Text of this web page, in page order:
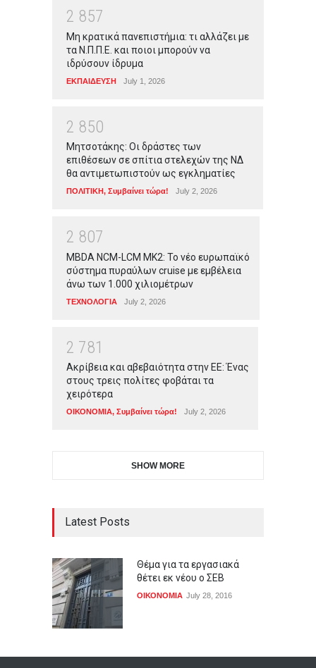
2 857
Μη κρατικά πανεπιστήμια: τι αλλάζει με
τα Ν.Π.Π.Ε. και ποιοι μπορούν να
ιδρύσουν ίδρυμα
ΕΚΠΑΙΔΕΥΣΗ July 1, 2026
2 850
Μητσοτάκης: Οι δράστες των
επιθέσεων σε σπίτια στελεχών της ΝΔ
θα αντιμετωπιστούν ως εγκληματίες
ΠΟΛΙΤΙΚΗ, Συμβαίνει τώρα! July 2, 2026
2 807
MBDA NCM-LCM MK2: Το νέο ευρωπαϊκό
σύστημα πυραύλων cruise με εμβέλεια
άνω των 1.000 χιλιομέτρων
ΤΕΧΝΟΛΟΓΙΑ July 2, 2026
2 781
Ακρίβεια και αβεβαιότητα στην ΕΕ: Ένας
στους τρεις πολίτες φοβάται τα
χειρότερα
ΟΙΚΟΝΟΜΙΑ, Συμβαίνει τώρα! July 2, 2026
SHOW MORE
Latest Posts
Θέμα για τα εργασιακά
θέτει εκ νέου ο ΣΕΒ
ΟΙΚΟΝΟΜΙΑ July 28, 2016